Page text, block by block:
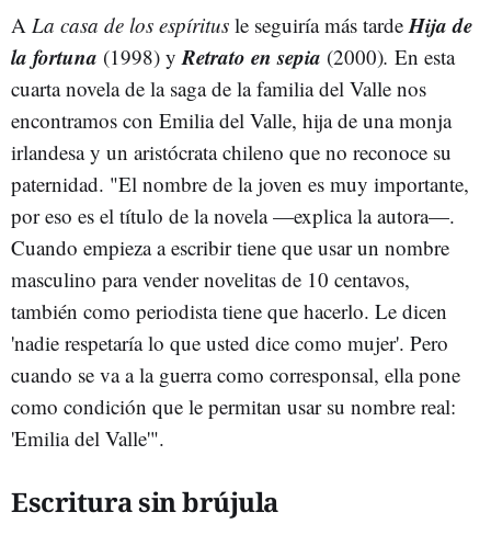
A La casa de los espíritus le seguiría más tarde Hija de
la fortuna (1998) y Retrato en sepia (2000). En esta
cuarta novela de la saga de la familia del Valle nos
encontramos con Emilia del Valle, hija de una monja
irlandesa y un aristócrata chileno que no reconoce su
paternidad. "El nombre de la joven es muy importante,
por eso es el título de la novela —explica la autora—.
Cuando empieza a escribir tiene que usar un nombre
masculino para vender novelitas de 10 centavos,
también como periodista tiene que hacerlo. Le dicen
'nadie respetaría lo que usted dice como mujer'. Pero
cuando se va a la guerra como corresponsal, ella pone
como condición que le permitan usar su nombre real:
'Emilia del Valle'".
Escritura sin brújula